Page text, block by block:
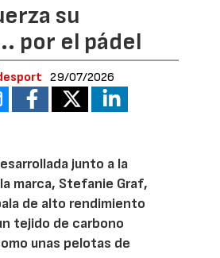
su
por el pádel
29/07/2026
junto a la
marca, Stefanie Graf,
de alto rendimiento
tejido de carbono
unas pelotas de